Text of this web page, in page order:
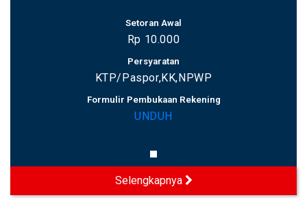
Setoran Awal
Rp 10.000
Persyaratan
KTP/Paspor,KK,NPWP
Formulir Pembukaan Rekening
UNDUH
Selengkapnya